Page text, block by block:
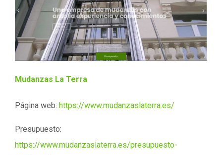
Mudanzas La Terra
Página web: https://www.mudanzaslaterra.es/
Presupuesto:
https://www.mudanzaslaterra.es/presupuesto-